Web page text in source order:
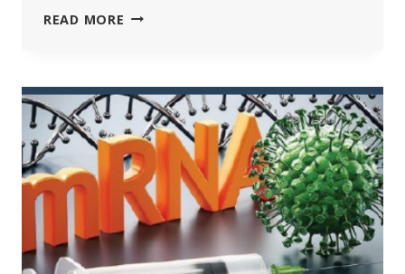
READ MORE PILOTOS
IDENTIDADE
DIGITAL
NA
UE
SÃO
LANÇADOS
SEM
QUE
SE
PERCEBA